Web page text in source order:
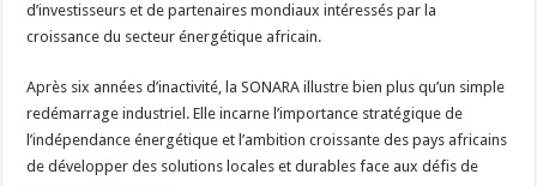
d’investisseurs et de partenaires mondiaux intéressés par la
croissance du secteur énergétique africain.
Après six années d’inactivité, la SONARA illustre bien plus qu’un simple
redémarrage industriel. Elle incarne l’importance stratégique de
l’indépendance énergétique et l’ambition croissante des pays africains
de développer des solutions locales et durables face aux défis de